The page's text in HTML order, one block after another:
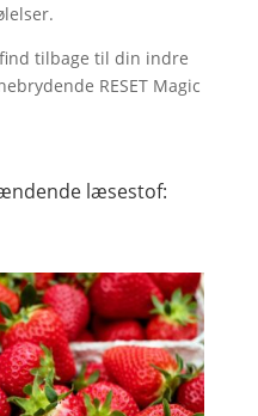
tilbage til din indre
RESET Magic
læsestof: